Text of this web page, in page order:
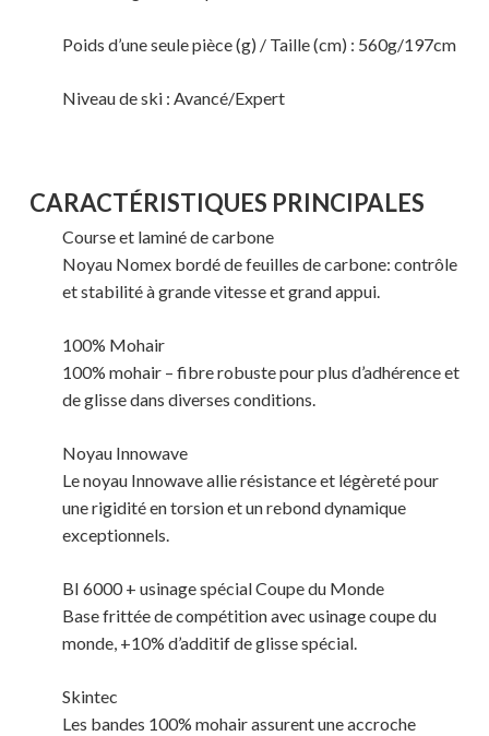
Votre panier est vide.
MAGASINER EN LIGNE
Poids d’une seule pièce (g) / Taille (cm) : 560g/197cm
Niveau de ski : Avancé/Expert
CARACTÉRISTIQUES PRINCIPALES
Course et laminé de carbone
Noyau Nomex bordé de feuilles de carbone: contrôle
et stabilité à grande vitesse et grand appui.
100% Mohair
100% mohair – fibre robuste pour plus d’adhérence et
de glisse dans diverses conditions.
Noyau Innowave
Le noyau Innowave allie résistance et légèreté pour
une rigidité en torsion et un rebond dynamique
exceptionnels.
BI 6000 + usinage spécial Coupe du Monde
Base frittée de compétition avec usinage coupe du
monde, +10% d’additif de glisse spécial.
Skintec
Les bandes 100% mohair assurent une accroche